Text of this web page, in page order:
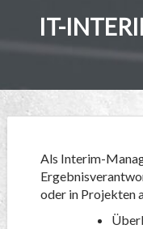
IT-
Als Interim-
oder in Projekten